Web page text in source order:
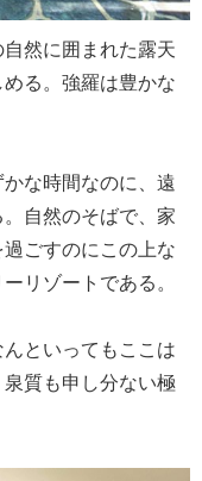
然に囲まれた露天
る。強羅は豊かな
な時間なのに、遠
自然のそばで、家
ごすのにこの上な
リゾートである。
といってもここは
質も申し分ない極